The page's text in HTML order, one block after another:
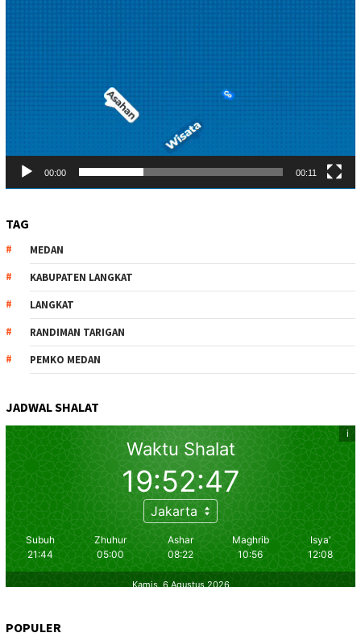
00:00 00:11
TAG
MEDAN
KABUPATEN LANGKAT
LANGKAT
RANDIMAN TARIGAN
PEMKO MEDAN
JADWAL SHALAT
POPULER